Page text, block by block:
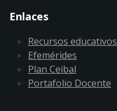
Enlaces
Recursos educativos
Efemérides
Plan Ceibal
Portafolio Docente